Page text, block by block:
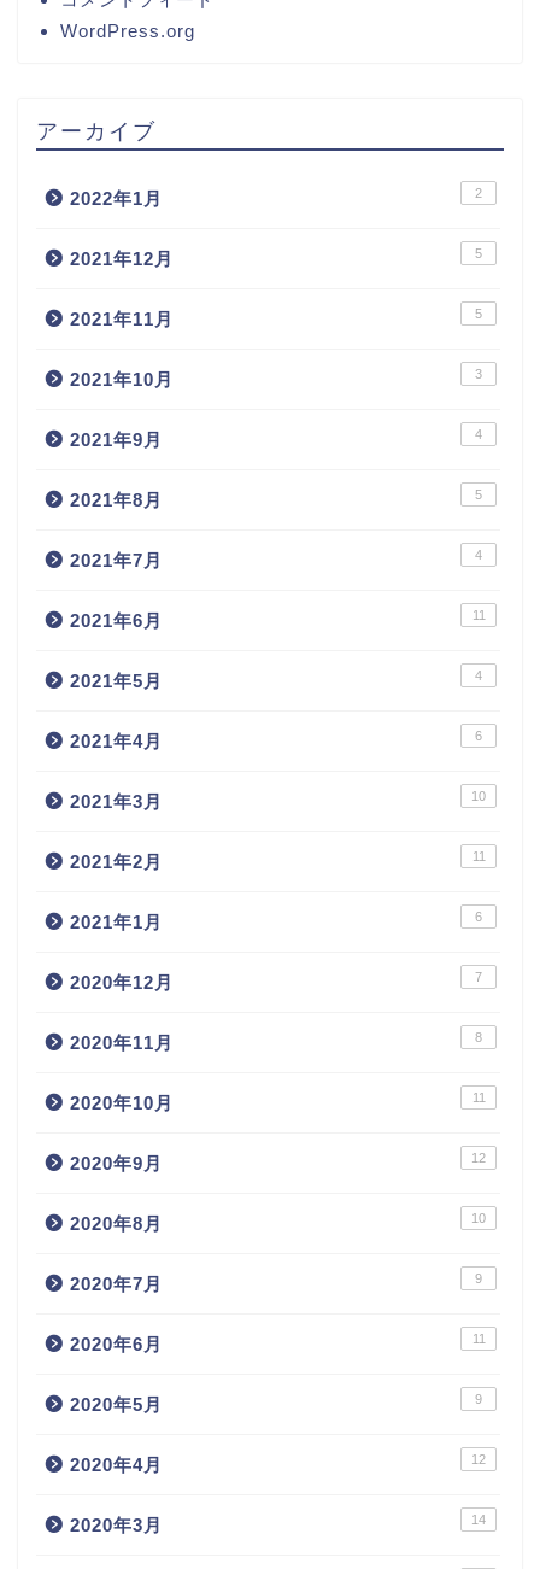
WordPress.org
アーカイブ
2022年1月 2
2021年12月 5
2021年11月 5
2021年10月 3
2021年9月 4
2021年8月 5
2021年7月 4
2021年6月 11
2021年5月 4
2021年4月 6
2021年3月 10
2021年2月 11
2021年1月 6
2020年12月 7
2020年11月 8
2020年10月 11
2020年9月 12
2020年8月 10
2020年7月 9
2020年6月 11
2020年5月 9
2020年4月 12
2020年3月 14